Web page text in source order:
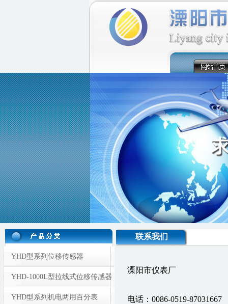
YHD型系列位移传感器
YHD-1000L型拉线式位移传感器
YHD型系列机电两用百分表
联系我们
溧阳市仪表厂
电话：0086-0519-87031667